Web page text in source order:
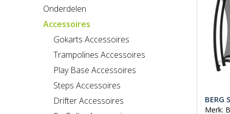
Onderdelen
Accessoires
Gokarts Accessoires
Trampolines Accessoires
Play Base Accessoires
Steps Accessoires
Drifter Accessoires
Merk: